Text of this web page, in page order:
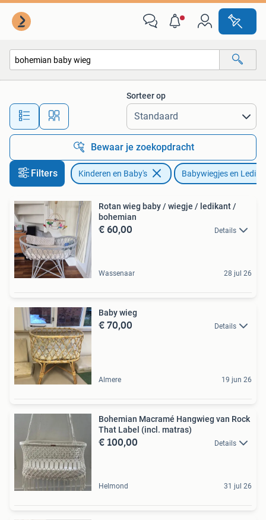
Alle afstanden…
Sorteer op
Bewaar je zoekopdracht
Filters Kinderen en Baby's Babywiegjes en
Rotan wieg baby / wiegje / ledikant /
bohemian
€ 60,00 Details
Wassenaar 28 jul 26
Baby wieg
€ 70,00 Details
Almere 19 jun 26
Bohemian Macramé Hangwieg van Rock
That Label (incl. matras)
€ 100,00 Details
Helmond 31 jul 26